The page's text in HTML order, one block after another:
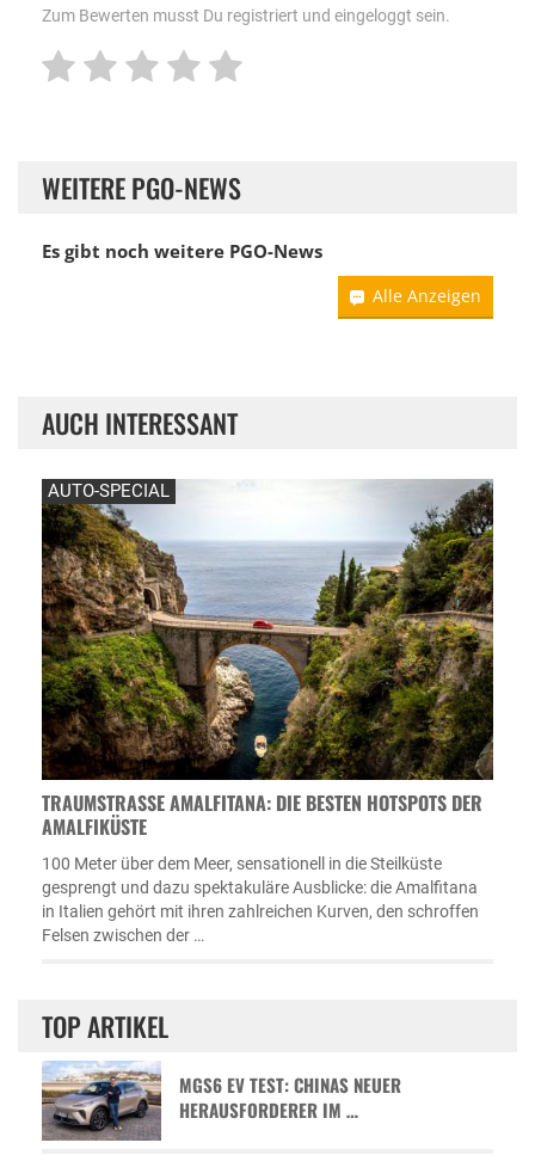
Zum Bewerten musst Du registriert und eingeloggt sein.
WEITERE PGO-NEWS
Es gibt noch weitere PGO-News
Alle Anzeigen
AUCH INTERESSANT
AUTO-SPECIAL
TRAUMSTRASSE AMALFITANA: DIE BESTEN HOTSPOTS DER A
MALFIKÜSTE
100 Meter über dem Meer, sensationell in die Steilküste
gesprengt und dazu spektakuläre Ausblicke: die Amalfitana
in Italien gehört mit ihren zahlreichen Kurven, den schroffen
Felsen zwischen der …
TOP ARTIKEL
MGS6 EV TEST: CHINAS NEUER
HERAUSFORDERER IM …